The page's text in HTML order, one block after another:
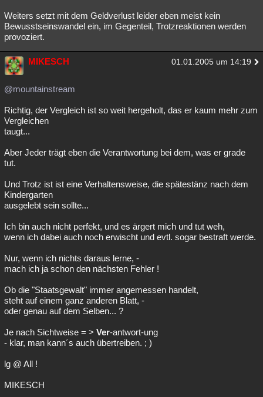
Weiters setzt mit dem Geldverlust leider eben meist kein
Bewusstseinswandel ein, im Gegenteil, Trotzreaktionen werden
provoziert.
MIKESCH 01.01.2005 um 14:19
@mountainstream
Richtig, der Vergleich ist so weit hergeholt, das er kaum mehr zum
Vergleichen
taugt...
Aber Jeder trägt eben die Verantwortung bei dem, was er grade
tut.
Und Trotz ist ist eine Verhaltensweise, die spätestänz nach dem
Kindergarten
ausgelebt sein sollte...
Ich bin auch nicht perfekt, und es ärgert mich und tut weh,
wenn ich dabei auch noch erwischt und evtl. sogar bestraft werde.
Nur, wenn ich nichts daraus lerne, -
mach ich ja schon den nächsten Fehler !
Ob die "Staatsgewalt" immer angemessen handelt,
steht auf einem ganz anderen Blatt, -
oder genau auf dem Selben... ?
Je nach Sichtweise = > Ver-antwort-ung
- klar, man kann´s auch übertreiben. ; )
lg @ All !
MIKESCH